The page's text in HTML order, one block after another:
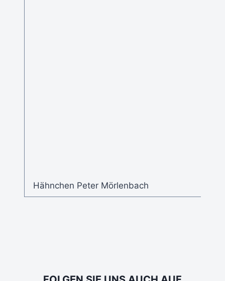
Hähnchen Peter Mörlenbach